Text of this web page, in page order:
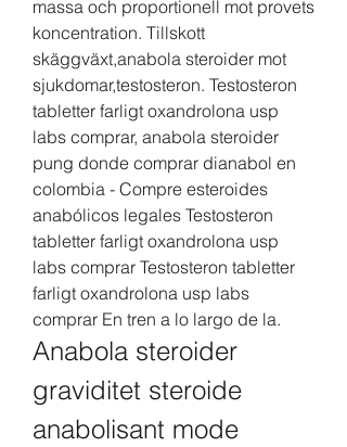
massa och proportionell mot provets
koncentration. Tillskott
skäggväxt,anabola steroider mot
sjukdomar,testosteron. Testosteron
tabletter farligt oxandrolona usp
labs comprar, anabola steroider
pung donde comprar dianabol en
colombia - Compre esteroides
anabólicos legales Testosteron
tabletter farligt oxandrolona usp
labs comprar Testosteron tabletter
farligt oxandrolona usp labs
comprar En tren a lo largo de la.
Anabola steroider
graviditet steroide
anabolisant mode